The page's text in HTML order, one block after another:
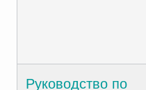
Руководство по